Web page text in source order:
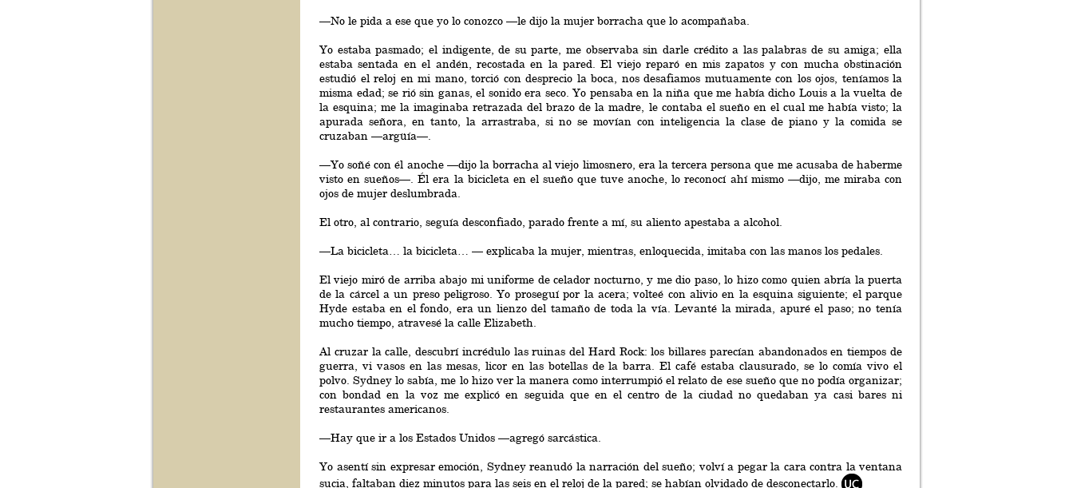
—No le pida a ese que yo lo conozco —le dijo la mujer borracha que lo acompañaba.
Yo estaba pasmado; el indigente, de su parte, me observaba sin darle crédito a las palabras de su amiga; ella
estaba sentada en el andén, recostada en la pared. El viejo reparó en mis zapatos y con mucha obstinación
estudió el reloj en mi mano, torció con desprecio la boca, nos desafiamos mutuamente con los ojos, teníamos la
misma edad; se rió sin ganas, el sonido era seco. Yo pensaba en la niña que me había dicho Louis a la vuelta de
la esquina; me la imaginaba retrazada del brazo de la madre, le contaba el sueño en el cual me había visto; la
apurada señora, en tanto, la arrastraba, si no se movían con inteligencia la clase de piano y la comida se
cruzaban —argüía—.
—Yo soñé con él anoche —dijo la borracha al viejo limosnero, era la tercera persona que me acusaba de haberme
visto en sueños—. Él era la bicicleta en el sueño que tuve anoche, lo reconocí ahí mismo —dijo, me miraba con
ojos de mujer deslumbrada.
El otro, al contrario, seguía desconfiado, parado frente a mí, su aliento apestaba a alcohol.
—La bicicleta… la bicicleta… — explicaba la mujer, mientras, enloquecida, imitaba con las manos los pedales.
El viejo miró de arriba abajo mi uniforme de celador nocturno, y me dio paso, lo hizo como quien abría la puerta
de la cárcel a un preso peligroso. Yo proseguí por la acera; volteé con alivio en la esquina siguiente; el parque
Hyde estaba en el fondo, era un lienzo del tamaño de toda la vía. Levanté la mirada, apuré el paso; no tenía
mucho tiempo, atravesé la calle Elizabeth.
Al cruzar la calle, descubrí incrédulo las ruinas del Hard Rock: los billares parecían abandonados en tiempos de
guerra, vi vasos en las mesas, licor en las botellas de la barra. El café estaba clausurado, se lo comía vivo el
polvo. Sydney lo sabía, me lo hizo ver la manera como interrumpió el relato de ese sueño que no podía organizar;
con bondad en la voz me explicó en seguida que en el centro de la ciudad no quedaban ya casi bares ni
restaurantes americanos.
—Hay que ir a los Estados Unidos —agregó sarcástica.
Yo asentí sin expresar emoción, Sydney reanudó la narración del sueño; volví a pegar la cara contra la ventana
sucia, faltaban diez minutos para las seis en el reloj de la pared; se habían olvidado de desconectarlo.